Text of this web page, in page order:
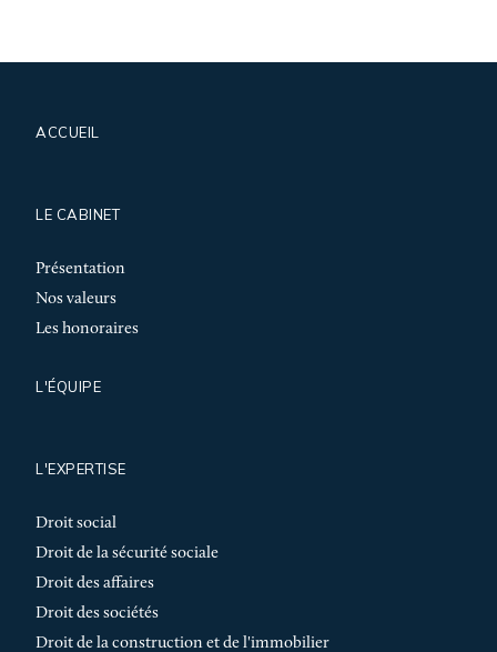
ACCUEIL
LE CABINET
Présentation
Nos valeurs
Les honoraires
L'ÉQUIPE
L'EXPERTISE
Droit social
Droit de la sécurité sociale
Droit des affaires
Droit des sociétés
Droit de la construction et de l'immobilier